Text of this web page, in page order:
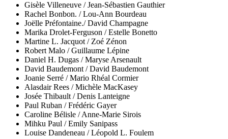
Gisèle Villeneuve / Jean-Sébastien Gauthier
Rachel Bonbon. / Lou-Ann Bourdeau
Joëlle Préfontaine./ David Champagne
Marika Drolet-Ferguson / Estelle Bonetto
Martine L. Jacquot / Zoé Zénon
Robert Malo / Guillaume Lépine
Daniel H. Dugas / Maryse Arsenault
David Baudemont / David Baudemont
Joanie Serré / Mario Rhéal Cormier
Alasdair Rees /Michèle MacKasey
Josée Thibault / Denis Lanteigne
Paul Ruban / Frédéric Gayer
Caroline Bélisle / Anne-Marie Sirois
Mihku Paul / Emily Sanipass
Louise Dandeneau /Léopold L. Foulem